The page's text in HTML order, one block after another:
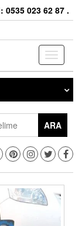
0535 023 62 87 .
Toggle
ARA